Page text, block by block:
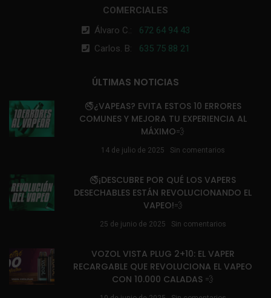
COMERCIALES
Álvaro C.: 672 64 94 43
Carlos. B: 635 75 88 21
ÚLTIMAS NOTICIAS
🚭¿VAPEAS? EVITA ESTOS 10 ERRORES
COMUNES Y MEJORA TU EXPERIENCIA AL
MÁXIMO💨
14 de julio de 2025 Sin comentarios
🚭¡DESCUBRE POR QUÉ LOS VAPERS
DESECHABLES ESTÁN REVOLUCIONANDO EL
VAPEO!💨
25 de junio de 2025 Sin comentarios
VOZOL VISTA PLUG 2+10: EL VAPER
RECARGABLE QUE REVOLUCIONA EL VAPEO
CON 10.000 CALADAS 💨